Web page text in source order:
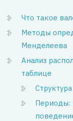
Что такое
Методы
Менделеева
Анализ
таблице
Периоды: